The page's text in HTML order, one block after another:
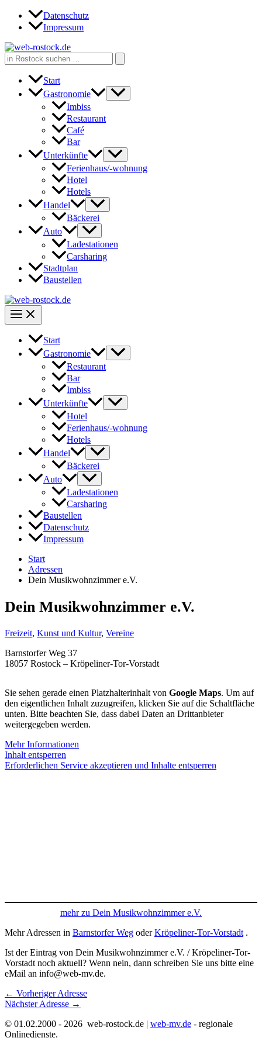
Zum
Inhalt
Datenschutz
Impressum
Search
for:
Start
Gastronomie
Imbiss
Restaurant
Café
Bar
Unterkünfte
Ferienhaus/-wohnung
Hotel
Hotels
Handel
Bäckerei
Auto
Ladestationen
Carsharing
Stadtplan
Baustellen
Start
Gastronomie
Restaurant
Bar
Imbiss
Unterkünfte
Hotel
Ferienhaus/-wohnung
Hotels
Handel
Bäckerei
Auto
Ladestationen
Carsharing
Baustellen
Datenschutz
Impressum
Start
Adressen
Dein Musikwohnzimmer e.V.
Dein Musikwohnzimmer e.V.
Freizeit, Kunst und Kultur, Vereine
Barnstorfer Weg 37
18057 Rostock – Kröpeliner-Tor-Vorstadt
Sie sehen gerade einen Platzhalterinhalt von Google Maps. Um auf
den eigentlichen Inhalt zuzugreifen, klicken Sie auf die Schaltfläche
unten. Bitte beachten Sie, dass dabei Daten an Drittanbieter
weitergegeben werden.
Mehr Informationen
Inhalt entsperren
Erforderlichen Service akzeptieren und Inhalte entsperren
mehr zu Dein Musikwohnzimmer e.V.
Mehr Adressen in Barnstorfer Weg oderKröpeliner-Tor-Vorstadt .
Ist der Eintrag von Dein Musikwohnzimmer e.V. / Kröpeliner-Tor-
Vorstadt noch aktuell? Wenn nein, dann schreiben Sie uns bitte eine
eMail an info@web-mv.de.
← Vorheriger Adresse
Nächster Adresse →
© 01.02.2000 - 2026 web-rostock.de | web-mv.de - regionale
Onlinedienste.